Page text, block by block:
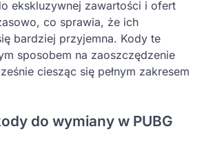
ekskluzywnej zawartości i ofert
co sprawia, że ich
bardziej przyjemna. Kody te
sposobem na zaoszczędzenie
ciesząc się pełnym zakresem
do wymiany w PUBG